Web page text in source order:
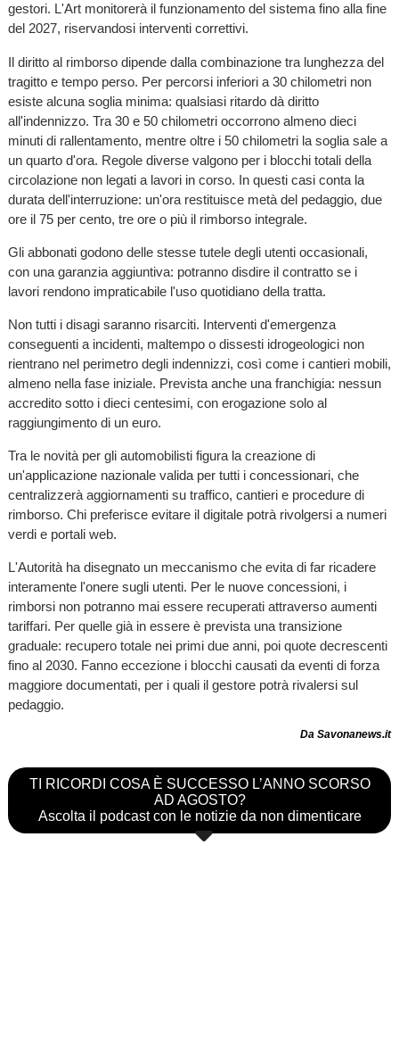
gestori. L'Art monitorerà il funzionamento del sistema fino alla fine
del 2027, riservandosi interventi correttivi.
Il diritto al rimborso dipende dalla combinazione tra lunghezza del
tragitto e tempo perso. Per percorsi inferiori a 30 chilometri non
esiste alcuna soglia minima: qualsiasi ritardo dà diritto
all'indennizzo. Tra 30 e 50 chilometri occorrono almeno dieci
minuti di rallentamento, mentre oltre i 50 chilometri la soglia sale a
un quarto d'ora. Regole diverse valgono per i blocchi totali della
circolazione non legati a lavori in corso. In questi casi conta la
durata dell'interruzione: un'ora restituisce metà del pedaggio, due
ore il 75 per cento, tre ore o più il rimborso integrale.
Gli abbonati godono delle stesse tutele degli utenti occasionali,
con una garanzia aggiuntiva: potranno disdire il contratto se i
lavori rendono impraticabile l'uso quotidiano della tratta.
Non tutti i disagi saranno risarciti. Interventi d'emergenza
conseguenti a incidenti, maltempo o dissesti idrogeologici non
rientrano nel perimetro degli indennizzi, così come i cantieri mobili,
almeno nella fase iniziale. Prevista anche una franchigia: nessun
accredito sotto i dieci centesimi, con erogazione solo al
raggiungimento di un euro.
Tra le novità per gli automobilisti figura la creazione di
un'applicazione nazionale valida per tutti i concessionari, che
centralizzerà aggiornamenti su traffico, cantieri e procedure di
rimborso. Chi preferisce evitare il digitale potrà rivolgersi a numeri
verdi e portali web.
L'Autorità ha disegnato un meccanismo che evita di far ricadere
interamente l'onere sugli utenti. Per le nuove concessioni, i
rimborsi non potranno mai essere recuperati attraverso aumenti
tariffari. Per quelle già in essere è prevista una transizione
graduale: recupero totale nei primi due anni, poi quote decrescenti
fino al 2030. Fanno eccezione i blocchi causati da eventi di forza
maggiore documentati, per i quali il gestore potrà rivalersi sul
pedaggio.
Da Savonanews.it
TI RICORDI COSA È SUCCESSO L’ANNO SCORSO
AD AGOSTO?
Ascolta il podcast con le notizie da non dimenticare